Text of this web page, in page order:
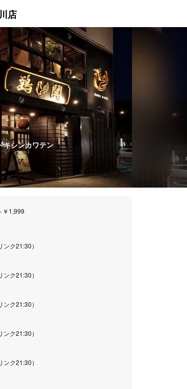
店
キシンカワテン
￥1,999
ク21:30）
ク21:30）
ク21:30）
ク21:30）
ク21:30）